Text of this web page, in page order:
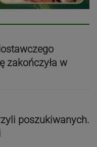
zakończyła w
poszukiwanych.